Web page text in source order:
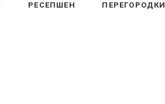
РЕСЕПШЕН ПЕРЕГОРОДКИ